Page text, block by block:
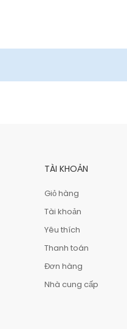
TÀI KHOẢN
Giỏ hàng
Tài khoản
Yêu thích
Thanh toán
Đơn hàng
Nhà cung cấp